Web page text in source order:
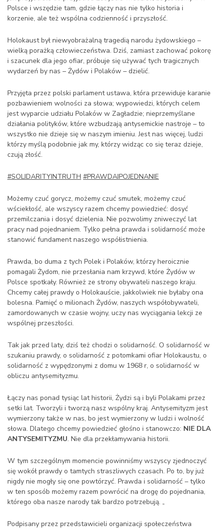
Polsce i wszędzie tam, gdzie łączy nas nie tylko historia i
korzenie, ale też wspólna codzienność i przyszłość.
Holokaust był niewyobrażalną tragedią narodu żydowskiego –
wielką porażką człowieczeństwa. Dziś, zamiast zachować pokorę
i szacunek dla jego ofiar, próbuje się używać tych tragicznych
wydarzeń by nas – Żydów i Polaków – dzielić.
Przyjęta przez polski parlament ustawa, która przewiduje karanie
pozbawieniem wolności za słowa; wypowiedzi, których celem
jest wyparcie udziału Polaków w Zagładzie; nieprzemyślane
działania polityków, które wzbudzają antysemickie nastroje – to
wszystko nie dzieje się w naszym imieniu. Jest nas więcej, ludzi
którzy myślą podobnie jak my, którzy widząc co się teraz dzieje,
czują złość.
#SOLIDARITYINTRUTH #PRAWDAIPOJEDNANIE
Możemy czuć gorycz, możemy czuć smutek, możemy czuć
wściekłość, ale wszyscy razem chcemy powiedzieć: dosyć
przemilczania i dosyć dzielenia. Nie pozwolimy zniweczyć lat
pracy nad pojednaniem. Tylko pełna prawda i solidarność może
stanowić fundament naszego współistnienia.
Prawda, bo duma z tych Polek i Polaków, którzy heroicznie
pomagali Żydom, nie przesłania nam krzywd, które Żydów w
Polsce spotkały. Również ze strony obywateli naszego kraju.
Chcemy całej prawdy o Holokauście, jakkolwiek nie byłaby ona
bolesna. Pamięć o milionach Żydów, naszych współobywateli,
zamordowanych w czasie wojny, uczy nas wyciągania lekcji ze
wspólnej przeszłości.
Tak jak przed laty, dziś też chodzi o solidarność. O solidarność w
szukaniu prawdy, o solidarność z potomkami ofiar Holokaustu, o
solidarność z wypędzonymi z domu w 1968 r, o solidarność w
obliczu antysemityzmu.
Łączy nas ponad tysiąc lat historii, Żydzi są i byli Polakami przez
setki lat. Tworzyli i tworzą nasz wspólny kraj. Antysemityzm jest
wymierzony także w nas, bo jest wymierzony w ludzi i wolność
słowa. Dlatego chcemy powiedzieć głośno i stanowczo: NIE DLA
ANTYSEMITYZMU. Nie dla przekłamywania historii.
W tym szczególnym momencie powinniśmy wszyscy zjednoczyć
się wokół prawdy o tamtych straszliwych czasach. Po to, by już
nigdy nie mogły się one powtórzyć. Prawda i solidarność – tylko
w ten sposób możemy razem powrócić na drogę do pojednania,
którego oba nasze narody tak bardzo potrzebują. „
Podpisany przez przedstawicieli organizacji społeczeństwa